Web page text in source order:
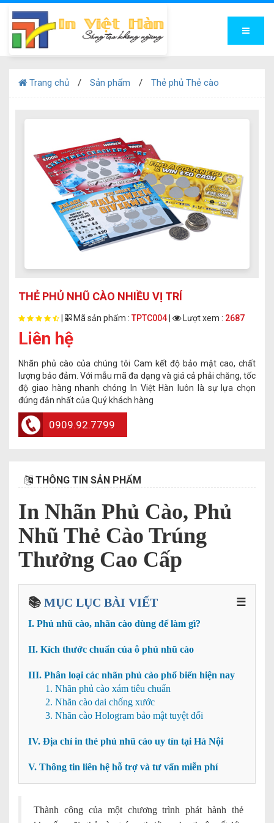
Trang chủ Sản phẩm Thẻ phủ Thẻ cào
THẺ PHỦ NHŨ CÀO NHIỀU VỊ TRÍ
Mã sản phẩm : TPTC004 Lượt xem : 2687
Liên hệ
Nhãn phủ cào của chúng tôi Cam kết độ bảo mật cao, chất
lượng bảo đảm. Với mẫu mã đa dạng và giá cả phải chăng, tốc
độ giao hàng nhanh chóng In Việt Hàn luôn là sự lựa chọn
đúng đắn nhất của Quý khách hàng
0909.92.7799
THÔNG TIN SẢN PHẨM
In Nhãn Phủ Cào, Phủ
Nhũ Thẻ Cào Trúng
Thưởng Cao Cấp
📚 MỤC LỤC BÀI VIẾT ☰
I. Phủ nhũ cào, nhãn cào dùng để làm gì?
II. Kích thước chuẩn của ô phủ nhũ cào
III. Phân loại các nhãn phủ cào phổ biến hiện nay
1. Nhãn phủ cào xám tiêu chuẩn
2. Nhãn cào dai chống xước
3. Nhãn cào Hologram bảo mật tuyệt đối
IV. Địa chỉ in thẻ phủ nhũ cào uy tín tại Hà Nội
V. Thông tin liên hệ hỗ trợ và tư vấn miễn phí
Thành công của một chương trình phát hành thẻ